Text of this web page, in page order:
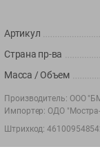
-17%
Артикул
Страна пр-ва
Масса / Объем
Производитель: ООО
Импортер: ОДО
Штрихкод: